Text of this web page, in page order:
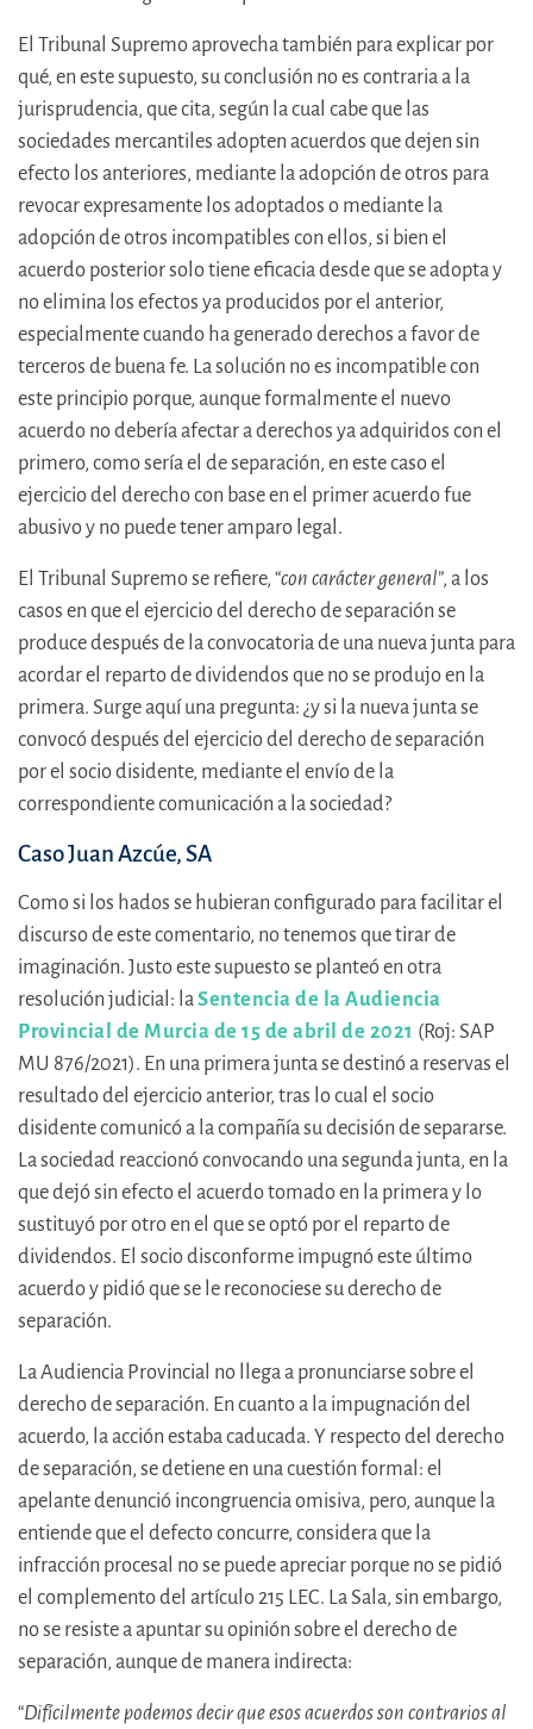
El Tribunal Supremo aprovecha también para explicar por
qué, en este supuesto, su conclusión no es contraria a la
jurisprudencia, que cita, según la cual cabe que las
sociedades mercantiles adopten acuerdos que dejen sin
efecto los anteriores, mediante la adopción de otros para
revocar expresamente los adoptados o mediante la
adopción de otros incompatibles con ellos, si bien el
acuerdo posterior solo tiene eficacia desde que se adopta y
no elimina los efectos ya producidos por el anterior,
especialmente cuando ha generado derechos a favor de
terceros de buena fe. La solución no es incompatible con
este principio porque, aunque formalmente el nuevo
acuerdo no debería afectar a derechos ya adquiridos con el
primero, como sería el de separación, en este caso el
ejercicio del derecho con base en el primer acuerdo fue
abusivo y no puede tener amparo legal.
El Tribunal Supremo se refiere, “con carácter general”, a los
casos en que el ejercicio del derecho de separación se
produce después de la convocatoria de una nueva junta para
acordar el reparto de dividendos que no se produjo en la
primera. Surge aquí una pregunta: ¿y si la nueva junta se
convocó después del ejercicio del derecho de separación
por el socio disidente, mediante el envío de la
correspondiente comunicación a la sociedad?
Caso Juan Azcúe, SA
Como si los hados se hubieran configurado para facilitar el
discurso de este comentario, no tenemos que tirar de
imaginación. Justo este supuesto se planteó en otra
resolución judicial: laSentencia de la Audiencia
Provincial de Murcia de 15 de abril de 2021 (Roj: SAP
MU 876/2021). En una primera junta se destinó a reservas el
resultado del ejercicio anterior, tras lo cual el socio
disidente comunicó a la compañía su decisión de separarse.
La sociedad reaccionó convocando una segunda junta, en la
que dejó sin efecto el acuerdo tomado en la primera y lo
sustituyó por otro en el que se optó por el reparto de
dividendos. El socio disconforme impugnó este último
acuerdo y pidió que se le reconociese su derecho de
separación.
La Audiencia Provincial no llega a pronunciarse sobre el
derecho de separación. En cuanto a la impugnación del
acuerdo, la acción estaba caducada. Y respecto del derecho
de separación, se detiene en una cuestión formal: el
apelante denunció incongruencia omisiva, pero, aunque la
entiende que el defecto concurre, considera que la
infracción procesal no se puede apreciar porque no se pidió
el complemento del artículo 215 LEC. La Sala, sin embargo,
no se resiste a apuntar su opinión sobre el derecho de
separación, aunque de manera indirecta:
“Difícilmente podemos decir que esos acuerdos son contrarios al